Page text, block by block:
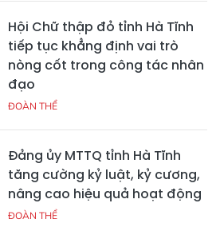
Hội Chữ thập đỏ tỉnh Hà Tĩnh
tiếp tục khẳng định vai trò
nòng cốt trong công tác nhân
đạo
ĐOÀN THỂ
Đảng ủy MTTQ tỉnh Hà Tĩnh
tăng cường kỷ luật, kỷ cương,
nâng cao hiệu quả hoạt động
ĐOÀN THỂ